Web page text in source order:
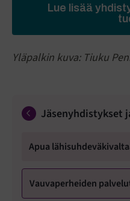
Jäsenyhdistykset
Apua
Vauvaperheiden
Lue lisää
Yläpalkin kuva: Tiuku